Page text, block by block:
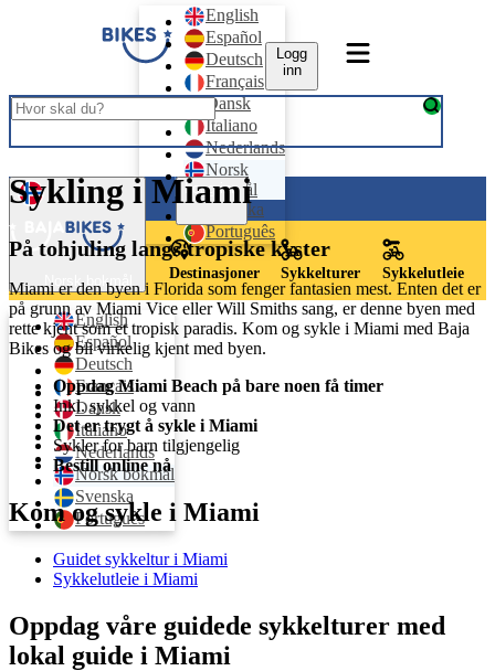
English
Español
Deutsch
Français
Dansk
Italiano
Nederlands
Norsk
bokmål
Svenska
Português
Logg
inn
Norsk bokmål
English
Español
Deutsch
Français
Dansk
Italiano
Nederlands
Norsk bokmål
Svenska
Português
Logg inn
Destinasjoner Sykkelturer Sykkelutleie
Sykling i Miami
På tohjuling langs tropiske kyster
Miami er den byen i Florida som fenger fantasien mest. Enten det er
på grunn av Miami Vice eller Will Smiths sang, er denne byen med
rette kjent som et tropisk paradis. Kom og sykle i Miami med Baja
Bikes og bli virkelig kjent med byen.
Oppdag Miami Beach på bare noen få timer
Inkl. sykkel og vann
Det er trygt å sykle i Miami
Sykler for barn tilgjengelig
Bestill online nå
Kom og sykle i Miami
Guidet sykkeltur i Miami
Sykkelutleie i Miami
Oppdag våre guidede sykkelturer med
lokal guide i Miami